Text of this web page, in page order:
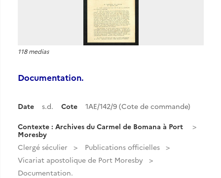
118 medias
Documentation.
Date s.d. Cote 1AE/142/9 (Cote de commande)
Contexte : Archives du Carmel de Bomana à Port
Moresby
Clergé séculier
Publications officielles
Vicariat apostolique de Port Moresby
Documentation.